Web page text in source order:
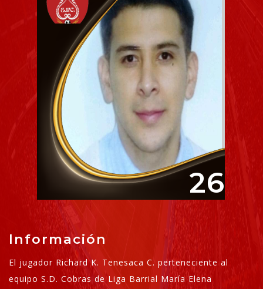
26
Información
El jugador Richard K. Tenesaca C. perteneciente al
equipo S.D. Cobras de Liga Barrial María Elena